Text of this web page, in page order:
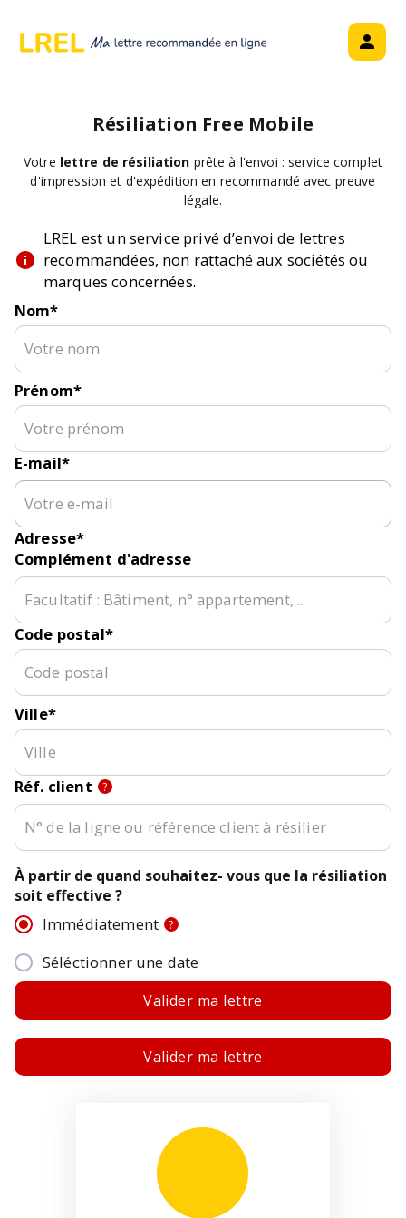
Résiliation Free Mobile
Votre lettre de résiliation prête à l'envoi : service complet
d'impression et d'expédition en recommandé avec preuve
légale.
LREL est un service privé d’envoi de lettres
recommandées, non rattaché aux sociétés ou
marques concernées.
Nom*
Prénom*
E-mail*
Adresse*
Complément d'adresse
Code postal*
Ville*
Réf. client ?
À partir de quand souhaitez- vous que la résiliation
soit effective ?
Immédiatement ?
Séléctionner une date
Valider ma lettre
Objet : Résiliation de mon contrat
Valider ma lettre